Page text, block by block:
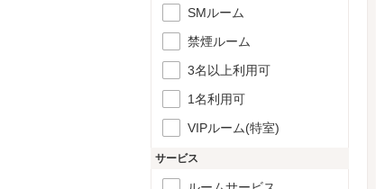
SMルーム
禁煙ルーム
3名以上利用可
1名利用可
VIPルーム(特室)
サービス